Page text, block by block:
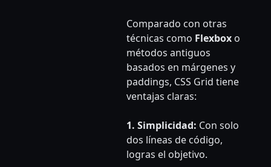
Comparado con otras
técnicas como Flexboxo
métodos antiguos
basados en márgenes y
paddings, CSS Grid tiene
ventajas claras:
1. Simplicidad: Con solo
dos líneas de código,
logras el objetivo.